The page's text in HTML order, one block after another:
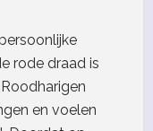
rode draad is
en voelen